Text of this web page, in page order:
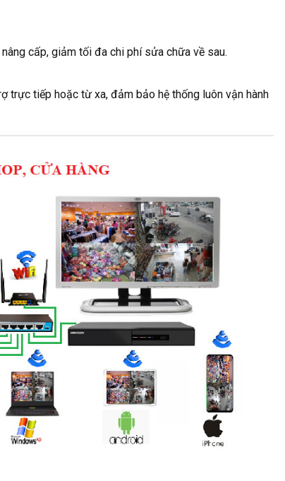
cấp, giảm tối đa chi phí sửa chữa về sau.
trực tiếp hoặc từ xa, đảm bảo hệ thống luôn vận hành